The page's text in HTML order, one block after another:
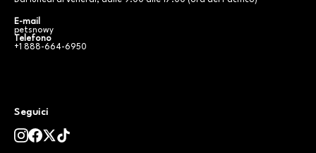
E-mail
petsnowy
Telefono
+1 888-664-6950
Seguici